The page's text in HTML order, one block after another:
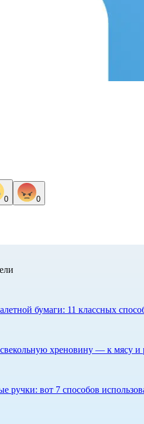
0 0
бумаги: 11 классных
хреновину — к мясу и
ручки: вот 7 способов